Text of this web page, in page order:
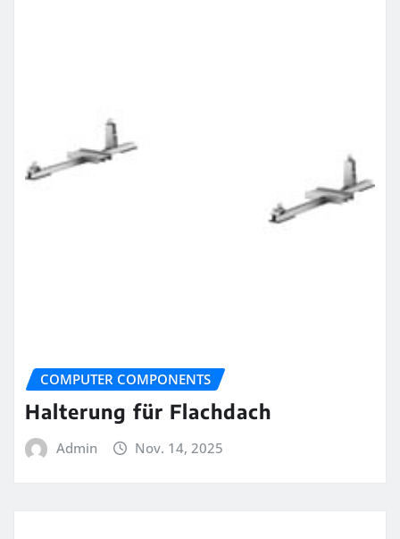
COMPUTER COMPONENTS
Halterung für Flachdach
Admin Nov. 14, 2025